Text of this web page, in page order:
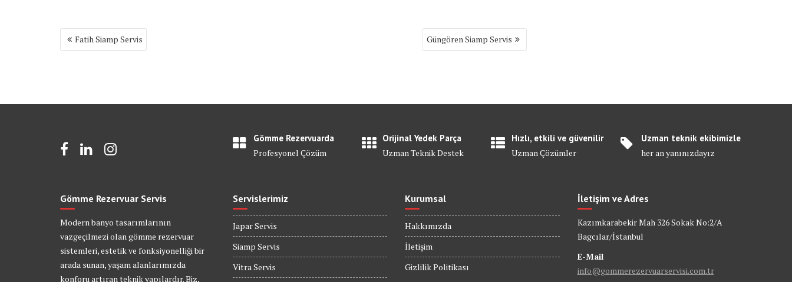
Yazı
gezinmesi
Fatih Siamp Servis Güngören Siamp Servis
Gömme Rezervuarda
Profesyonel Çözüm
Orijinal Yedek Parça
Uzman Teknik Destek
Hızlı, etkili ve güvenilir
Uzman Çözümler
Uzman teknik ekibimizle
her an yanınızdayız
Gömme Rezervuar Servis
Modern banyo tasarımlarının
vazgeçilmezi olan gömme rezervuar
sistemleri, estetik ve fonksiyonelliği bir
arada sunan, yaşam alanlarımızda
konforu artıran teknik yapılardır. Biz,
Servislerimiz
Japar Servis
Siamp Servis
Vitra Servis
Kurumsal
Hakkımızda
İletişim
Gizlilik Politikası
İletişim ve Adres
Kazımkarabekir Mah 326 Sokak No:2/A
Bagcılar/İstanbul
E-Mail
info@gommerezervuarservisi.com.tr